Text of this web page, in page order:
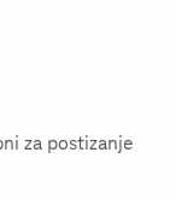
za postizanje